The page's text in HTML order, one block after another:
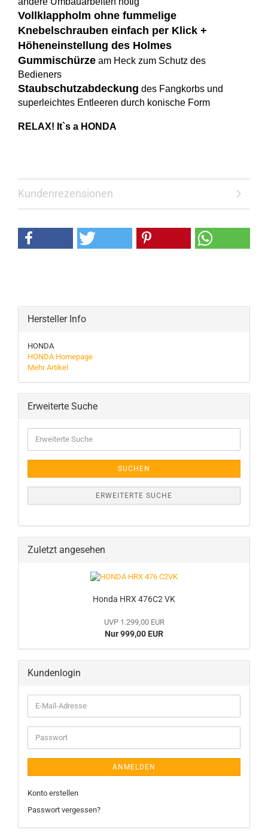
Vollklappholm ohne fummelige
Knebelschrauben einfach per Klick +
Höheneinstellung des Holmes
Gummischürze am Heck zum Schutz des
Bedieners
Staubschutzabdeckung des Fangkorbs und
superleichtes Entleeren durch konische Form
RELAX! It`s a HONDA
Kundenrezensionen
Hersteller Info
HONDA
HONDA Homepage
Mehr Artikel
Erweiterte Suche
Suche
SUCHEN
ERWEITERTE SUCHE
Zuletzt angesehen
Honda HRX 476C2 VK
UVP 1.299,00 EUR
Nur 999,00 EUR
Kundenlogin
E-
Mail-
Adresse
Passwort
ANMELDEN
Konto erstellen
Passwort vergessen?